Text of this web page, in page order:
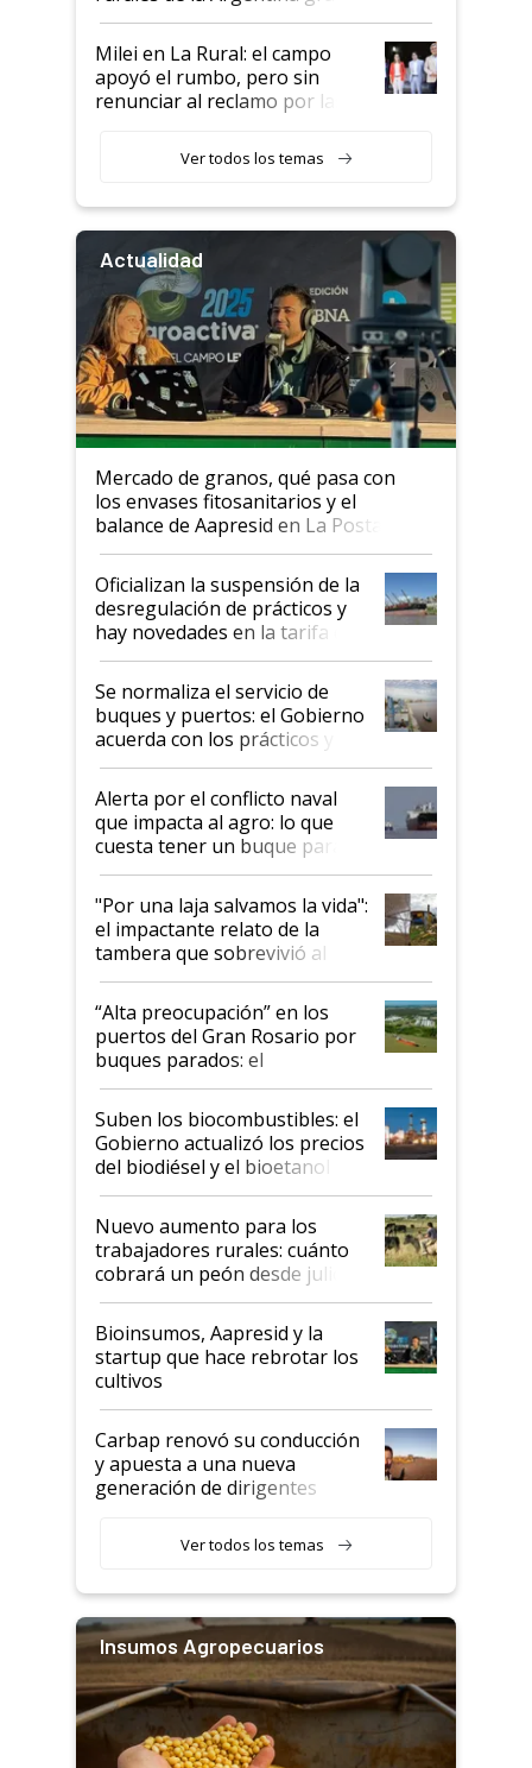
a un acuerdo con Starlink
Milei en La Rural: el campo
apoyó el rumbo, pero sin
renunciar al reclamo por las
Ver todos los temas
Actualidad
Mercado de granos, qué pasa con
los envases fitosanitarios y el
balance de Aapresid en La Posta
Oficializan la suspensión de la
desregulación de prácticos y
hay novedades en la tarifa de
la hidrovía
Se normaliza el servicio de
buques y puertos: el Gobierno
acuerda con los prácticos y
suspende el decreto de
desregulación
Alerta por el conflicto naval
que impacta al agro: lo que
cuesta tener un buque parado
y el peligro de que Argentina
pase a ser "país sucio"
"Por una laja salvamos la vida":
el impactante relato de la
tambera que sobrevivió al
tornado
“Alta preocupación” en los
puertos del Gran Rosario por
buques parados: el
funcionamiento de las
exportadoras en tensión tras
la medida de fuerza de los
prácticos
Suben los biocombustibles: el
Gobierno actualizó los precios
del biodiésel y el bioetanol
Nuevo aumento para los
trabajadores rurales: cuánto
cobrará un peón desde julio
Bioinsumos, Aapresid y la
startup que hace rebrotar los
cultivos
Carbap renovó su conducción
y apuesta a una nueva
generación de dirigentes
Ver todos los temas
Insumos Agropecuarios